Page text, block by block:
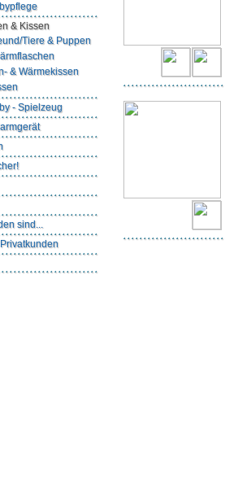
& Kissen
Tiere & Puppen
& Wärmekissen
- Spielzeug
sind...